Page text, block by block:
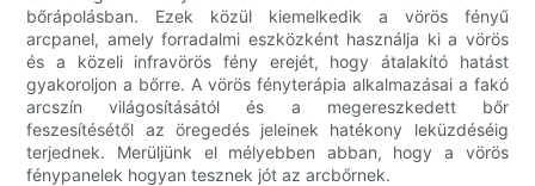
bőrápolásban. Ezek közül kiemelkedik a vörös fényű
arcpanel, amely forradalmi eszközként használja ki a vörös
és a közeli infravörös fény erejét, hogy átalakító hatást
gyakoroljon a bőrre. A vörös fényterápia alkalmazásai a fakó
arcszín világosításától és a megereszkedett bőr
feszesítésétől az öregedés jeleinek hatékony leküzdéséig
terjednek. Merüljünk el mélyebben abban, hogy a vörös
fénypanelek hogyan tesznek jót az arcbőrnek.